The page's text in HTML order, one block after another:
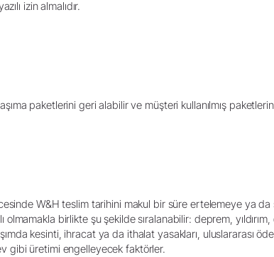
izin almalıdır.
paketlerini geri alabilir ve müşteri kullanılmış paketlerin
W&H teslim tarihini makul bir süre ertelemeye ya
olmamakla birlikte şu şekilde sıralanabilir: deprem,
kesinti, ihracat ya da ithalat yasakları, uluslararası
gibi üretimi engelleyecek faktörler.